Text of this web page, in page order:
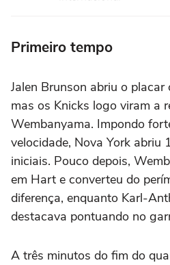
Primeiro tempo
Jalen Brunson abriu o
mas os Knicks logo viram a
Wembanyama. Impondo
velocidade, Nova York abriu
iniciais. Pouco depois,
em Hart e converteu do
diferença, enquanto Karl-
destacava pontuando no
A três minutos do fim do